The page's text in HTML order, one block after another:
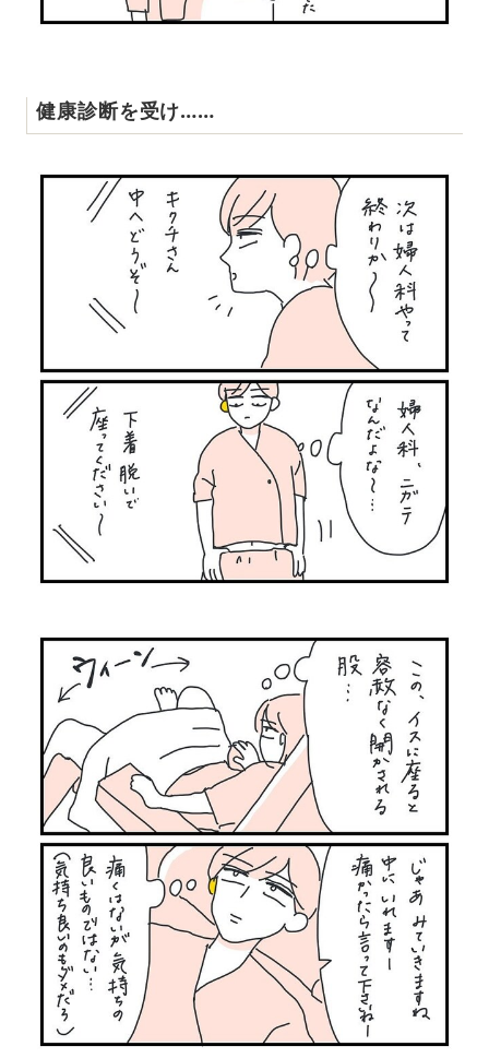
健康診断を受け……